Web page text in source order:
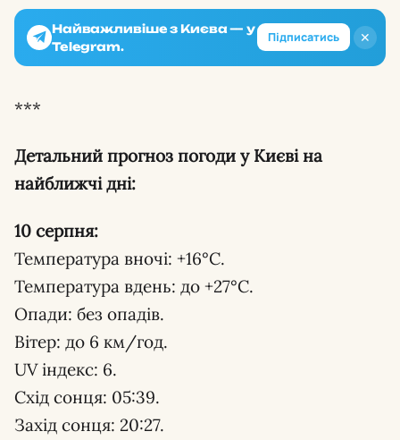
✕
Найважливіше з Києва — у
Telegram.
Підписатись
***
Детальний прогноз погоди у Києві на
найближчі дні:
10 серпня:
Температура вночі: +16°С.
Температура вдень: до +27°С.
Опади: без опадів.
Вітер: до 6 км/год.
UV індекс: 6.
Схід сонця: 05:39.
Захід сонця: 20:27.